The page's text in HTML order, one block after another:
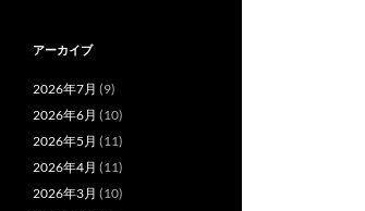
アーカイブ
2026年7月 (9)
2026年6月 (10)
2026年5月 (11)
2026年4月 (11)
2026年3月 (10)